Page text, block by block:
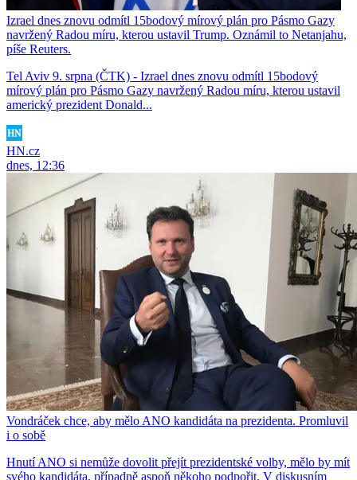
Izrael dnes znovu odmítl 15bodový mírový plán pro Pásmo Gazy
navržený Radou míru, kterou ustavil Trump. Oznámil to Netanjahu,
píše Reuters.
Tel Aviv 9. srpna (ČTK) - Izrael dnes znovu odmítl 15bodový
mírový plán pro Pásmo Gazy navržený Radou míru, kterou ustavil
americký prezident Donald...
HN.cz
dnes, 12:36
Vondráček chce, aby mělo ANO kandidáta na prezidenta. Promluvil
i o sobě
Hnutí ANO si nemůže dovolit přejít prezidentské volby, mělo by mít
svého kandidáta, případně aspoň někoho podpořit. V diskusním